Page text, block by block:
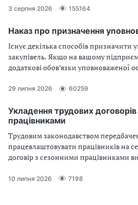
3 серпня 2026 155164
Наказ про призначення
Існує декілька способів призначити
закупівель. Якщо на вашому
додаткові обов’язки уповноваженої
Уповноваженого за суміщенням,
29 липня 2026 60259
Укладення трудових договорів
працівниками
Трудовим законодавством
працевлаштовувати працівників на
договір з сезонними працівниками
працівниками? Як має виглядати
10 липня 2026 7198